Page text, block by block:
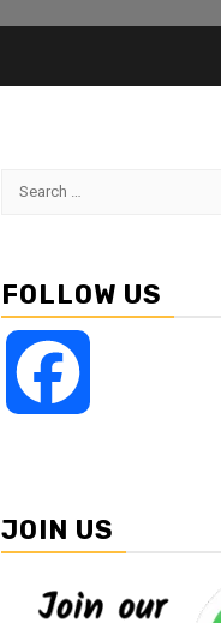
Search
FOLLOW US
JOIN US